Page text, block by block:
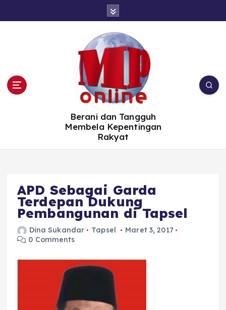
Berani dan Tangguh
Membela Kepentingan
Rakyat
APD Sebagai Garda
Terdepan Dukung
Pembangunan di Tapsel
Dina Sukandar Tapsel
Maret 3, 2017
0 Comments